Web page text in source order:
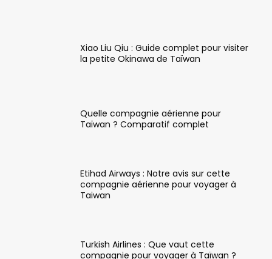
Xiao Liu Qiu : Guide complet pour visiter
la petite Okinawa de Taïwan
Quelle compagnie aérienne pour
Taïwan ? Comparatif complet
Etihad Airways : Notre avis sur cette
compagnie aérienne pour voyager à
Taiwan
Turkish Airlines : Que vaut cette
compagnie pour voyager à Taïwan ?